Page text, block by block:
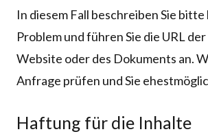
In diesem Fall beschreiben Sie bitte
Problem und führen Sie die URL
Website oder des Dokuments an.
Anfrage prüfen und Sie
Haftung für die Inhalte